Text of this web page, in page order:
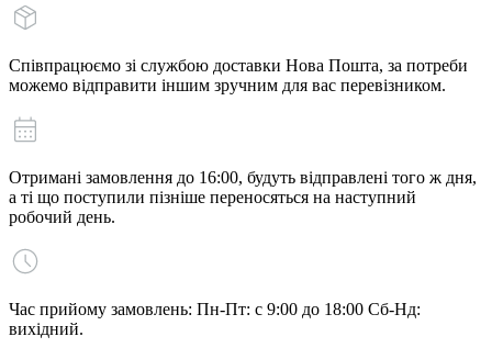
Співпрацюємо зі службою доставки Нова Пошта, за потреби
можемо відправити іншим зручним для вас перевізником.
Отримані замовлення до 16:00, будуть відправлені того ж дня,
а ті що поступили пізніше переносяться на наступний
робочий день.
Час прийому замовлень: Пн-Пт: с 9:00 до 18:00 Сб-Нд:
вихідний.